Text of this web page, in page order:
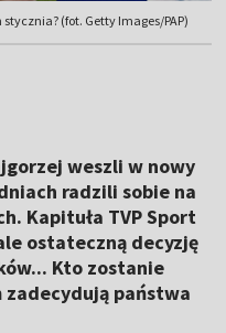
(fot. Getty Images/PAP)
weszli w nowy
radzili sobie na
Kapituła TVP Sport
ostateczną decyzję
Kto zostanie
państwa